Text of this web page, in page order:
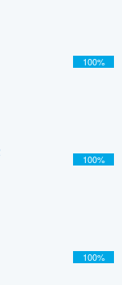
100%
100%
100%